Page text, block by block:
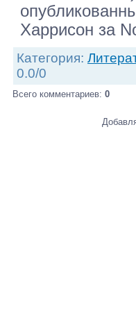
Харрисон за
Категория:
0.0/0
Всего комментариев: 0